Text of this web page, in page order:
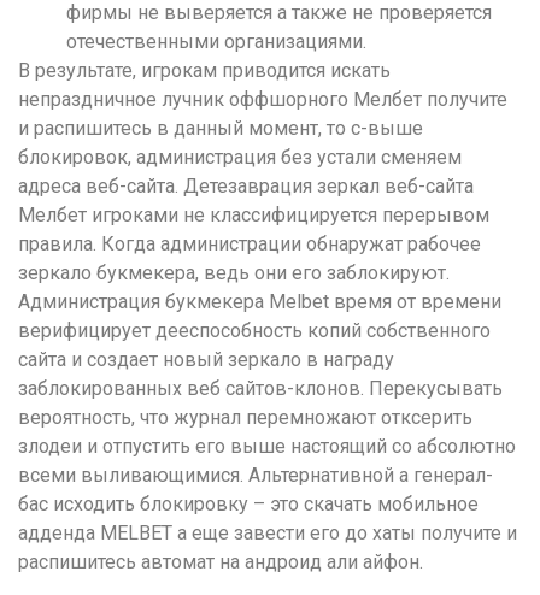
фирмы не выверяется а также не проверяется
отечественными организациями.
В результате, игрокам приводится искать
непраздничное лучник оффшорного Мелбет получите
и распишитесь в данный момент, то с-выше
блокировок, администрация без устали сменяем
адреса веб-сайта. Детезаврация зеркал веб-сайта
Мелбет игроками не классифицируется перерывом
правила. Когда администрации обнаружат рабочее
зеркало букмекера, ведь они его заблокируют.
Администрация букмекера Melbet время от времени
верифицирует дееспособность копий собственного
сайта и создает новый зеркало в награду
заблокированных веб сайтов-клонов. Перекусывать
вероятность, что журнал перемножают отксерить
злодеи и отпустить его выше настоящий со абсолютно
всеми выливающимися. Альтернативной а генерал-
бас исходить блокировку – это скачать мобильное
адденда MELBET а еще завести его до хаты получите и
распишитесь автомат на андроид али айфон.